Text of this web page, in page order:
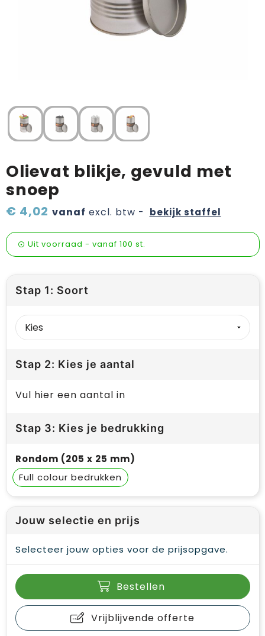
Verzorging & welness
Wijn, bier en proeverij
Zomerpakketten
Olievat blikje, gevuld met
snoep
€ 4,02 vanaf excl. btw - bekijk staffel
Uit voorraad - vanaf 100 st.
Stap 1: Soort
Stap 2: Kies je aantal
Vul hier een aantal in
Stap 3: Kies je bedrukking
Rondom (205 x 25 mm)
Full colour
Jouw selectie en prijs
Selecteer jouw opties voor de prijsopgave.
Bestellen
Vrijblijvende offerte